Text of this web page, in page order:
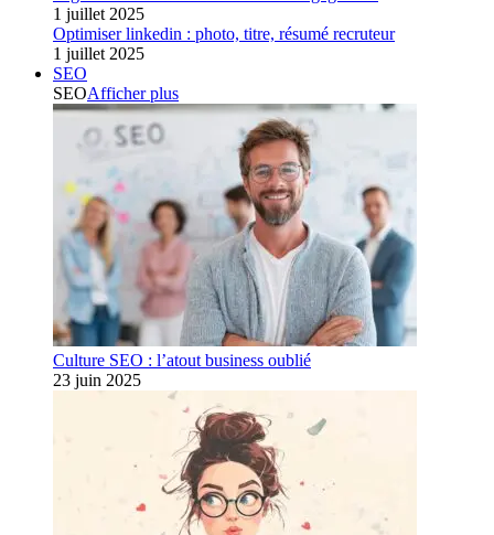
1 juillet 2025
Optimiser linkedin : photo, titre, résumé recruteur
1 juillet 2025
SEO
SEOAfficher plus
Culture SEO : l’atout business oublié
23 juin 2025